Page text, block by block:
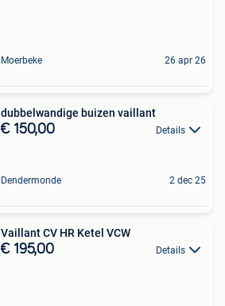
Moerbeke 26 apr 26
dubbelwandige buizen vaillant
€ 150,00 Details
Dendermonde 2 dec 25
Vaillant CV HR Ketel VCW
€ 195,00 Details